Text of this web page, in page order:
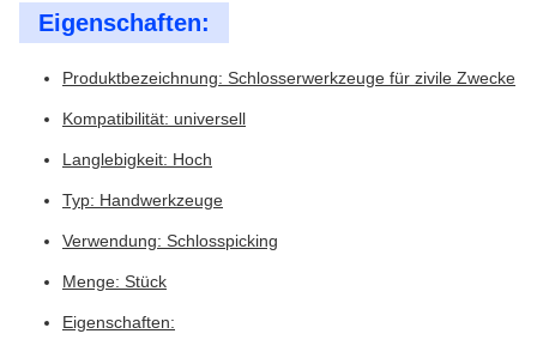
Eigenschaften:
Produktbezeichnung: Schlosserwerkzeuge für zivile Zwecke
Kompatibilität: universell
Langlebigkeit: Hoch
Typ: Handwerkzeuge
Verwendung: Schlosspicking
Menge: Stück
Eigenschaften: